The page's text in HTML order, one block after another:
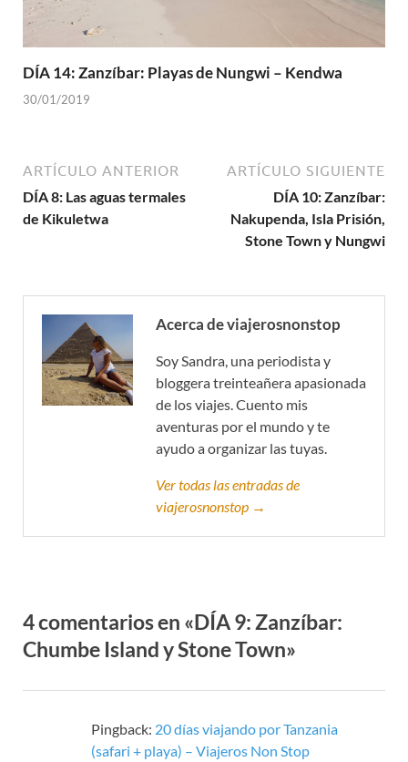
DÍA 14: Zanzíbar: Playas de Nungwi – Kendwa
30/01/2019
ARTÍCULO ANTERIOR
DÍA 8: Las aguas termales
de Kikuletwa
ARTÍCULO SIGUIENTE
DÍA 10: Zanzíbar:
Nakupenda, Isla Prisión,
Stone Town y Nungwi
Acerca de viajerosnonstop
Soy Sandra, una periodista y
bloggera treinteañera apasionada
de los viajes. Cuento mis
aventuras por el mundo y te
ayudo a organizar las tuyas.
Ver todas las entradas de
viajerosnonstop →
4 comentarios en «DÍA 9: Zanzíbar:
Chumbe Island y Stone Town»
Pingback: 20 días viajando por Tanzania
(safari + playa) – Viajeros Non Stop